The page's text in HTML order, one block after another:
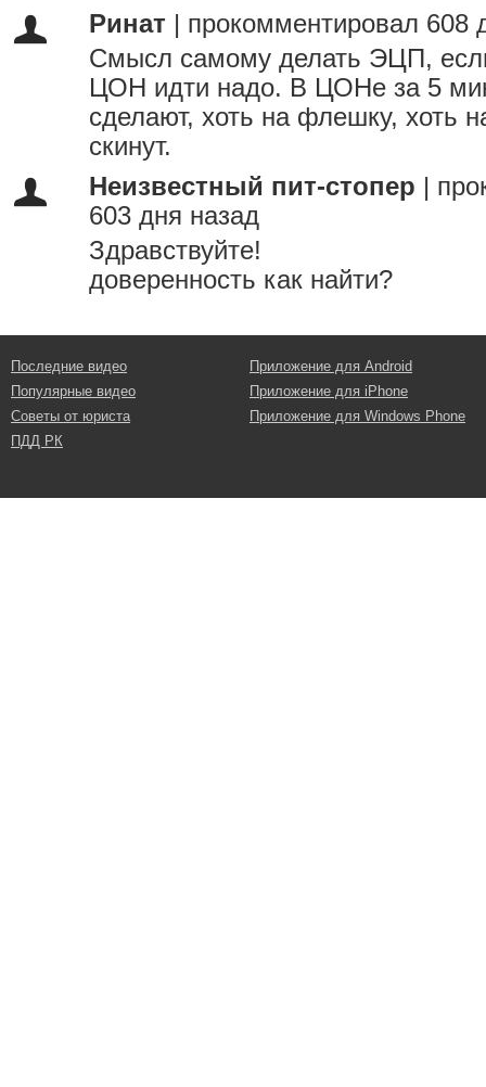
Ринат
прокомментировал 608
Смысл самому делать ЭЦП,
ЦОН идти надо. В ЦОНе за 5
сделают, хоть на флешку, хоть
скинут.
Неизвестный пит-стопер
603 дня назад
Здравствуйте!
доверенность как найти?
Последние видео
Популярные видео
Советы от юриста
ПДД РК
Приложение для Android
Приложение для iPhone
Приложение для Windows Phone